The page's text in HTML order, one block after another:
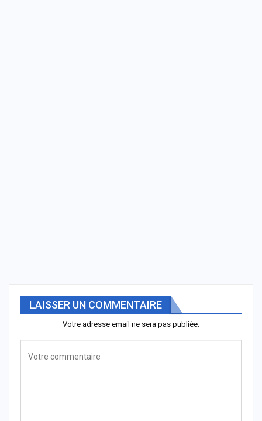
LAISSER UN COMMENTAIRE
Votre adresse email ne sera pas publiée.